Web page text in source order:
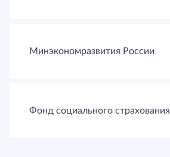
Минэкономразвития России
Фонд социального страхования